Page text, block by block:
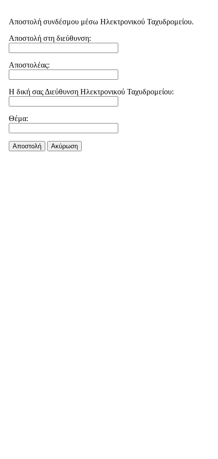
Αποστολή συνδέσμου μέσω Ηλεκτρονικού Ταχυδρομείου.
Αποστολή στη διεύθυνση:
Αποστολέας:
Η δική σας Διεύθυνση Ηλεκτρονικού Ταχυδρομείου:
Θέμα:
Αποστολή Aκύρωση